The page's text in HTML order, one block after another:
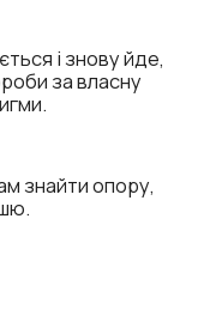
і знову йде,
за власну
знайти опору,